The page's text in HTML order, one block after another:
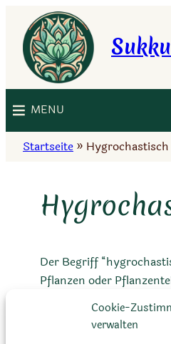
Cookie-
verwalten
Inhalt
springen
MENU
Startseite » Hygrochastisch
Der Begriff
Pflanzen oder
Feuchtigkeit reagieren,
oder schließen. Dieses